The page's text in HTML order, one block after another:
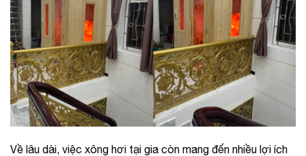
Về lâu dài, việc xông hơi tại gia còn mang đến nhiều lợi ích